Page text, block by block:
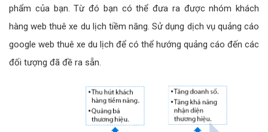
phẩm của bạn. Từ đó bạn có thể đưa ra được nhóm khách
hàng web thuê xe du lịch tiềm năng. Sử dụng dịch vụ quảng cáo
google web thuê xe du lịch để có thể hướng quảng cáo đến các
đối tượng đã đề ra sẵn.